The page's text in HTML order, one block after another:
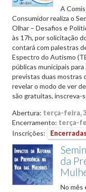
A
Consumidor realiza o
Olhar – Desafios e
às 17h, por solicitação
contará com palestras
Espectro do Autismo
públicas municipais
previstas duas mostras
revelar o modo de ver
são gratuitas, inscreva-
Abertura: terça-feira,
Encerramento: terça-
Inscrições:
da
No mês